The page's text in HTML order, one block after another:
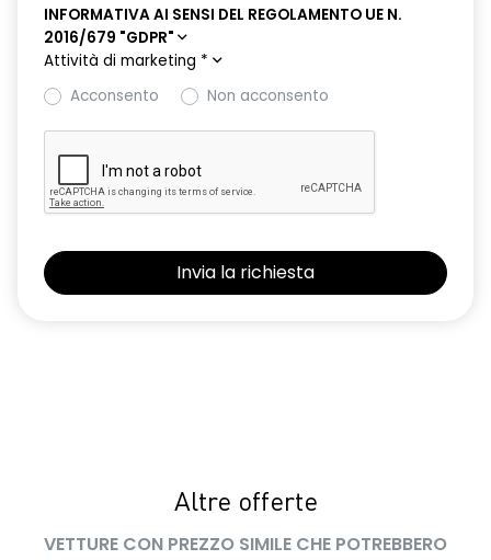
INFORMATIVA AI SENSI DEL REGOLAMENTO UE N.
2016/679 "GDPR"
Attività di marketing *
Acconsento
Non acconsento
Altre offerte
VETTURE CON PREZZO SIMILE CHE POTREBBERO